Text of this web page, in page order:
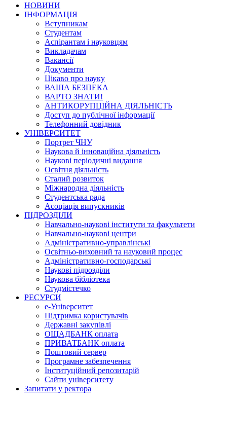
НОВИНИ
ІНФОРМАЦІЯ
Вступникам
Студентам
Аспірантам і науковцям
Викладачам
Вакансії
Документи
Цікаво про науку
ВАША БЕЗПЕКА
ВАРТО ЗНАТИ!
АНТИКОРУПЦІЙНА ДІЯЛЬНІСТЬ
Доступ до публічної інформації
Телефонний довідник
УНІВЕРСИТЕТ
Портрет ЧНУ
Наукова й інноваційна діяльність
Наукові періодичні видання
Освітня діяльність
Сталий розвиток
Міжнародна діяльність
Студентська рада
Асоціація випускників
ПІДРОЗДІЛИ
Навчально-наукові інститути та факультети
Навчально-наукові центри
Адміністративно-управлінські
Освітньо-виховний та науковий процес
Адміністративно-господарські
Наукові підрозділи
Наукова бібліотека
Студмістечко
РЕСУРСИ
е-Університет
Підтримка користувачів
Державні закупівлі
ОЩАДБАНК оплата
ПРИВАТБАНК оплата
Поштовий сервер
Програмне забезпечення
Інституційний репозитарій
Сайти університету
Запитати у ректора